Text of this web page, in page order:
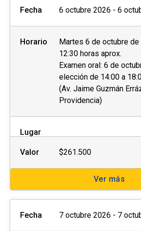
Fecha 6 octubre 2026 - 6
Horario
Martes 6 de octubre
12:30 horas aprox.
Examen oral: 6 de
elección de 14:00 a
(Av. Jaime Guzmán
Providencia)
Lugar
Valor $261.500
Ver más
Fecha 7 octubre 2026 - 7